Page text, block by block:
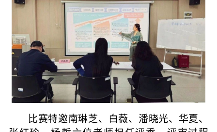
比赛特邀南琳芝、白薇、潘晓光、华夏、